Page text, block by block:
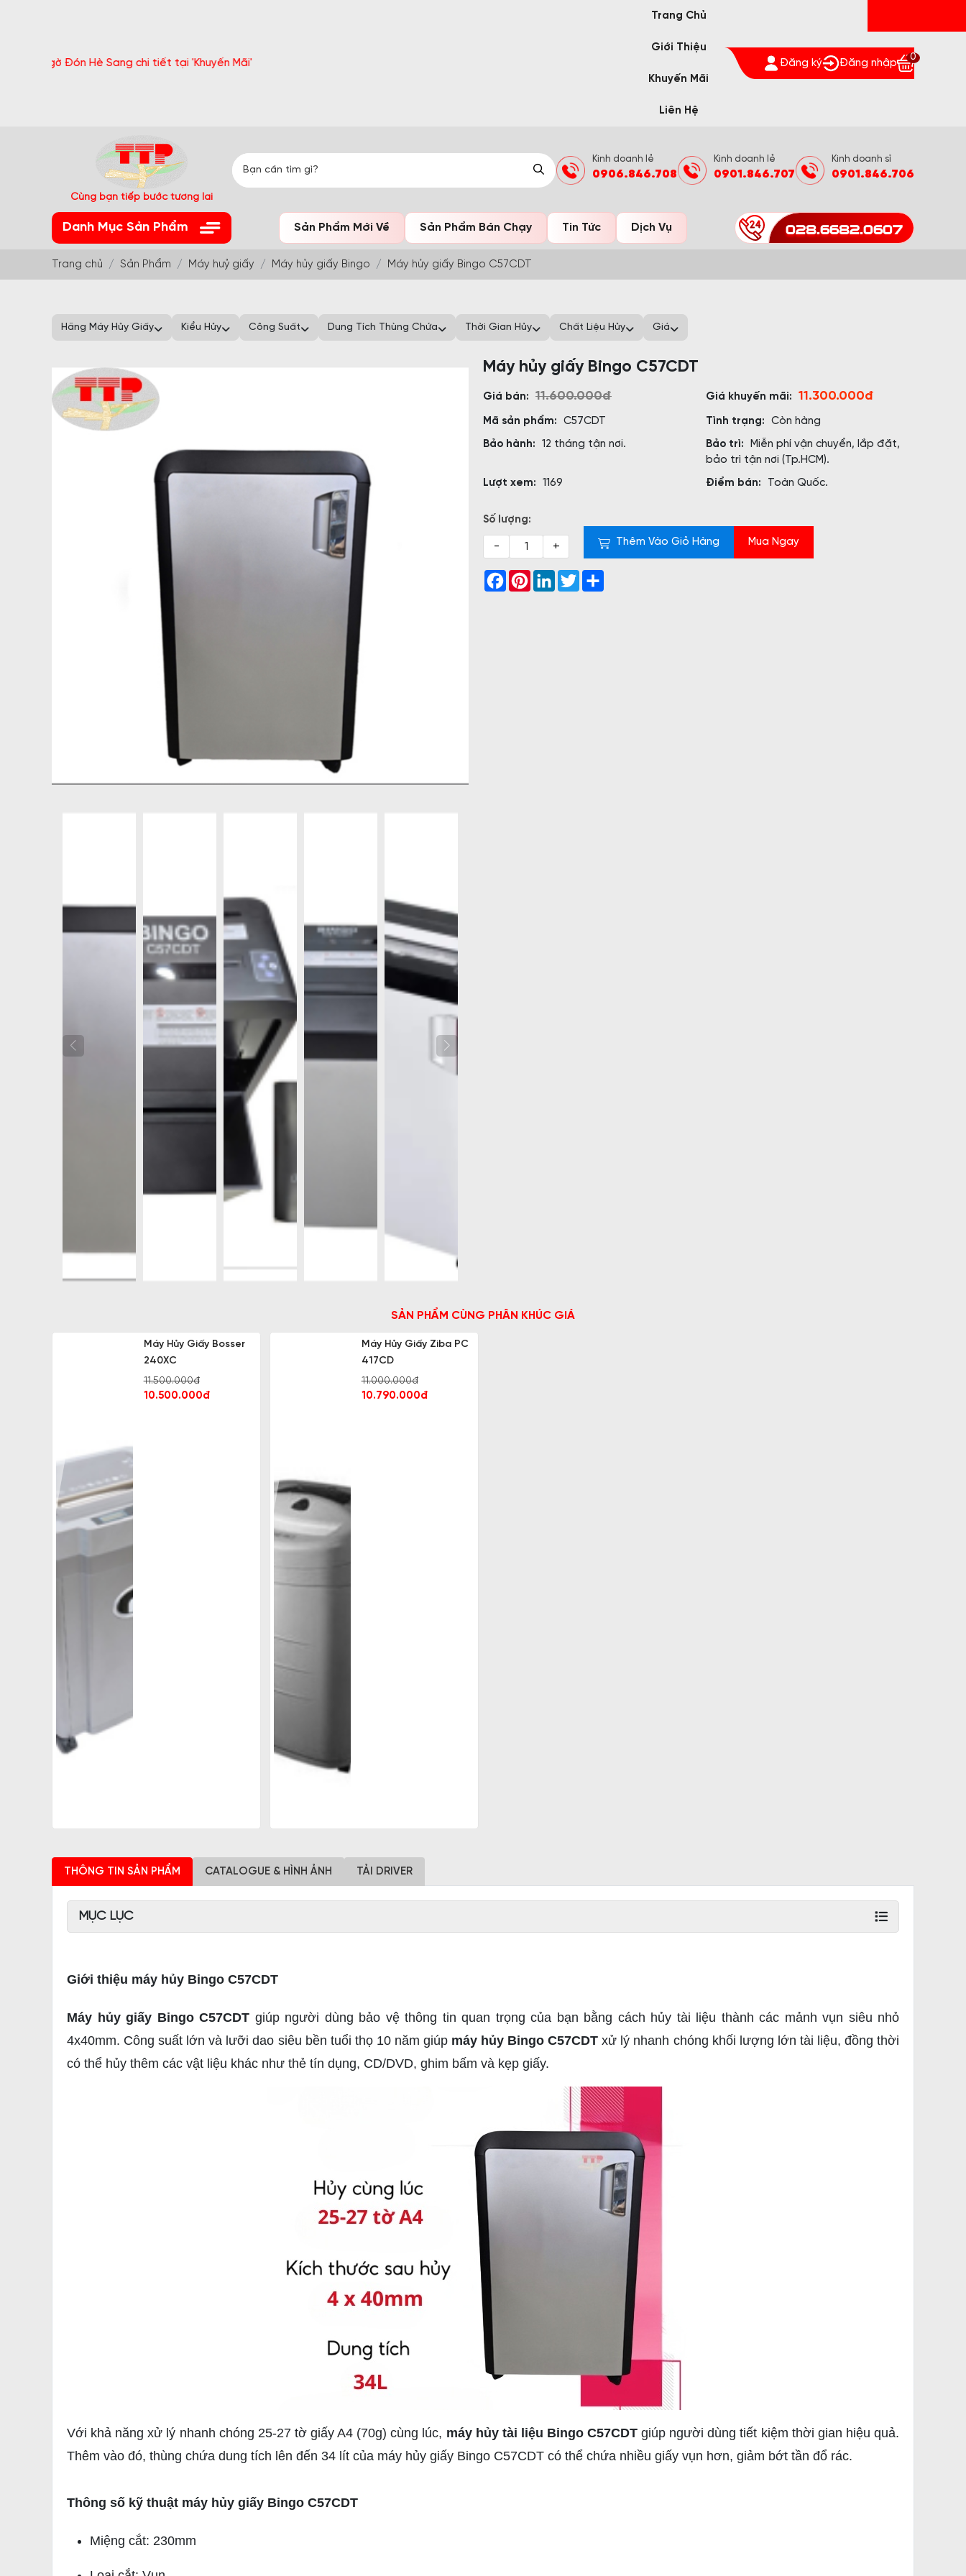
Đón Hè Sang chi tiết tại 'Khuyến Mãi'
Trang Chủ
Giới Thiệu
Khuyến Mãi
Liên Hệ
Đăng ký Đăng nhập
0
Cùng bạn tiếp bước tương lai
Kinh doanh lẻ
0906.846.708
Kinh doanh lẻ
0901.846.707
Kinh doanh sỉ
0901.846.706
Danh Mục Sản Phẩm Sản Phẩm Mới Về Sản Phẩm Bán Chạy Tin Tức Dịch Vụ 028.6682.0607
Trang chủ Sản Phẩm Máy huỷ giấy Máy hủy giấy Bingo Máy hủy giấy Bingo C57CDT
Hãng Máy Hủy Giấy Kiểu Hủy Công Suất Dung Tích Thùng Chứa Thời Gian Hủy Chất Liệu Hủy Giá
Máy hủy giấy Bingo C57CDT
Giá bán: 11.600.000đ Giá khuyến mãi: 11.300.000đ
Mã sản phẩm: C57CDT Tình trạng:
Còn hàng
Bảo hành:
12 tháng tận nơi. Bảo trì:
Miễn phí vận chuyển, lắp đặt,
bảo trì tận nơi (Tp.HCM).
Lượt xem:
1169 Điểm bán: Toàn Quốc.
Số lượng:
- + Thêm Vào Giỏ Hàng Mua Ngay
Facebook
PinterestLinkedInTwitter
SẢN PHẨM CÙNG PHÂN KHÚC GIÁ
Máy Hủy Giấy Bosser
240XC
11.500.000đ
10.500.000đ
Máy Hủy Giấy Ziba PC
417CD
11.000.000đ
10.790.000đ
THÔNG TIN SẢN PHẨM CATALOGUE & HÌNH ẢNH TẢI DRIVER
MỤC LỤC
Giới thiệu máy hủy Bingo C57CDT
Máy hủy giấy Bingo C57CDT giúp người dùng bảo vệ thông tin quan trọng của bạn bằng cách hủy tài liệu thành các mảnh vụn siêu nhỏ
4x40mm. Công suất lớn và lưỡi dao siêu bền tuổi thọ 10 năm giúp máy hủy Bingo C57CDT xử lý nhanh chóng khối lượng lớn tài liệu, đồng thời
có thể hủy thêm các vật liệu khác như thẻ tín dụng, CD/DVD, ghim bấm và kẹp giấy.
Với khả năng xử lý nhanh chóng 25-27 tờ giấy A4 (70g) cùng lúc, máy hủy tài liệu Bingo C57CDT giúp người dùng tiết kiệm thời gian hiệu quả.
Thêm vào đó, thùng chứa dung tích lên đến 34 lít của máy hủy giấy Bingo C57CDT có thể chứa nhiều giấy vụn hơn, giảm bớt tần đổ rác.
Thông số kỹ thuật máy hủy giấy Bingo C57CDT
Miệng cắt: 230mm